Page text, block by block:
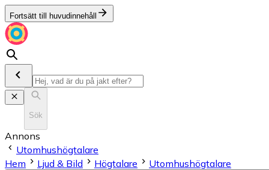
Fortsätt till huvudinnehåll
Sök
Annons
Utomhushögtalare
Hem
Ljud & Bild Högtalare Utomhushögtalare